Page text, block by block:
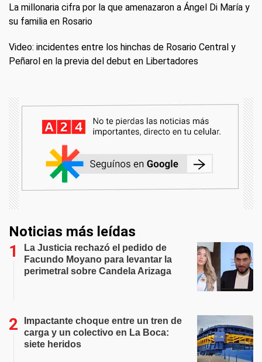
La millonaria cifra por la que amenazaron a Ángel Di María y
su familia en Rosario
Video: incidentes entre los hinchas de Rosario Central y
Peñarol en la previa del debut en Libertadores
Noticias más leídas
La Justicia rechazó el pedido de
Facundo Moyano para levantar la
perimetral sobre Candela Arizaga
Impactante choque entre un tren de
carga y un colectivo en La Boca:
siete heridos